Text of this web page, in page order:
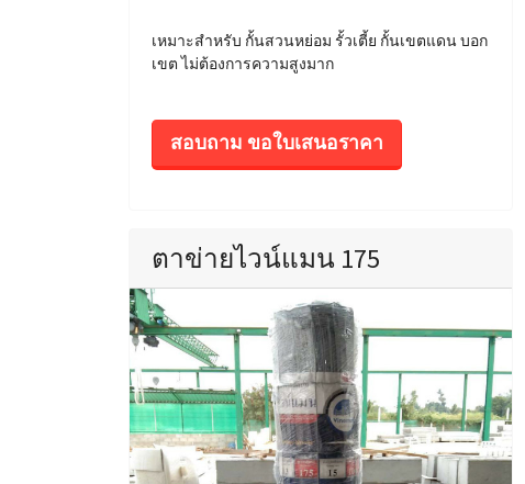
เหมาะสำหรับ กั้นสวนหย่อม รั้วเตี้ย กั้นเขตแดน บอก
เขต ไม่ต้องการความสูงมาก
สอบถาม ขอใบเสนอราคา
ตาข่ายไวน์แมน 175